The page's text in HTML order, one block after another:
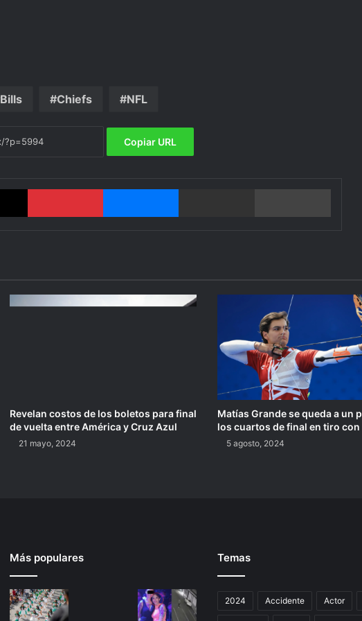
Bills Chiefs NFL
Copiar URL
X Pinterest Messenger Compartir por email
Revelan costos de los boletos para final
de vuelta entre América y Cruz Azul
21 mayo, 2024
Matías Grande se queda a un
los cuartos de final en tiro con
5 agosto, 2024
Más populares Temas
2024 Accidente Actor